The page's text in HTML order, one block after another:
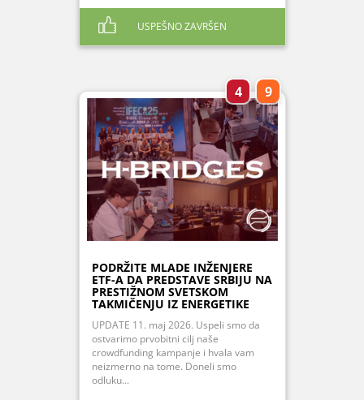
USPEŠNO ZAVRŠEN
4 9
PODRŽITE MLADE INŽENJERE
ETF-A DA PREDSTAVE SRBIJU NA
PRESTIŽNOM SVETSKOM
TAKMIČENJU IZ ENERGETIKE
UPDATE 11. maj 2026. Uspeli smo da
ostvarimo prvobitni cilj naše
crowdfunding kampanje i hvala vam
neizmerno na tome. Doneli smo
odluku...